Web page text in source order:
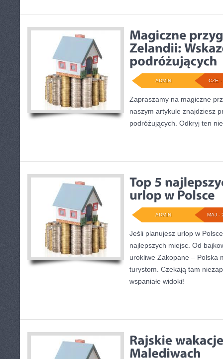
CZE -
ADMIN
Zapraszamy na magiczne
naszym artykule znajdziesz
podróżujących. Odkryj ten
MAJ -
ADMIN
Jeśli planujesz urlop w
najlepszych miejsc. Od
urokliwe Zakopane – Polska
turystom. Czekają tam
wspaniałe widoki!